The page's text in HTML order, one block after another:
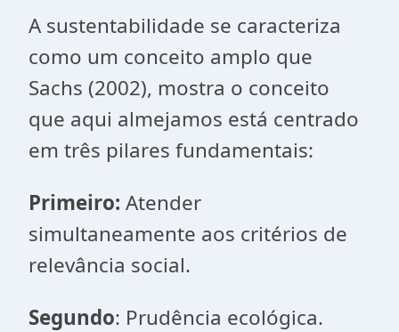
A sustentabilidade se caracteriza
como um conceito amplo que
Sachs (2002), mostra o conceito
que aqui almejamos está centrado
em três pilares fundamentais:
Primeiro: Atender
simultaneamente aos critérios de
relevância social.
Segundo: Prudência ecológica.